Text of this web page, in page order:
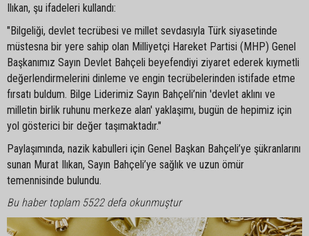
Ilıkan, şu ifadeleri kullandı:
"Bilgeliği, devlet tecrübesi ve millet sevdasıyla Türk siyasetinde
müstesna bir yere sahip olan Milliyetçi Hareket Partisi (MHP) Genel
Başkanımız Sayın Devlet Bahçeli beyefendiyi ziyaret ederek kıymetli
değerlendirmelerini dinleme ve engin tecrübelerinden istifade etme
fırsatı buldum. Bilge Liderimiz Sayın Bahçeli’nin 'devlet aklını ve
milletin birlik ruhunu merkeze alan' yaklaşımı, bugün de hepimiz için
yol gösterici bir değer taşımaktadır."
Paylaşımında, nazik kabulleri için Genel Başkan Bahçeli’ye şükranlarını
sunan Murat Ilıkan, Sayın Bahçeli’ye sağlık ve uzun ömür
temennisinde bulundu.
Bu haber toplam 5522 defa okunmuştur